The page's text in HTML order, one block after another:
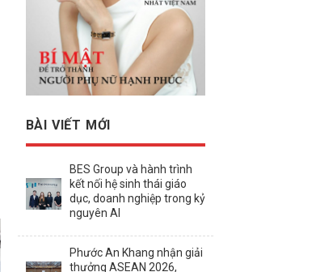
BÀI VIẾT MỚI
BES Group và hành trình
kết nối hệ sinh thái giáo
dục, doanh nghiệp trong kỷ
nguyên AI
Phước An Khang nhận giải
thưởng ASEAN 2026,